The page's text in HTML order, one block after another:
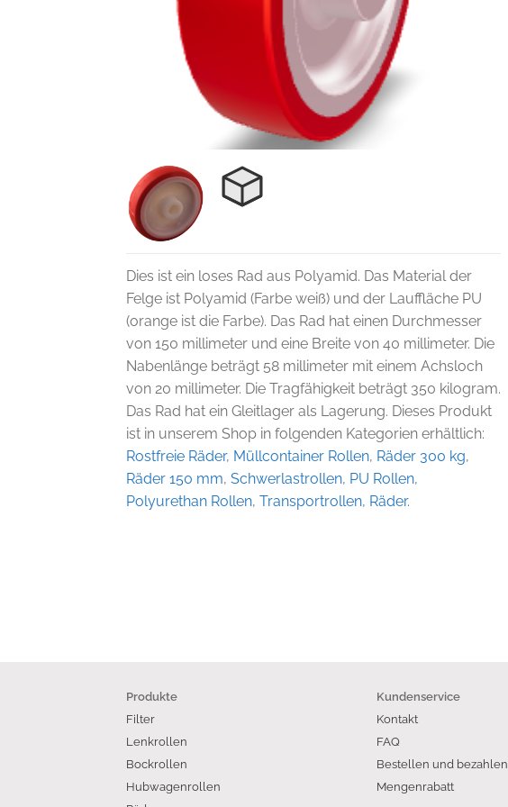
Dies ist ein loses Rad aus Polyamid. Das Material der
Felge ist Polyamid (Farbe weiß) und der Lauffläche PU
(orange ist die Farbe). Das Rad hat einen Durchmesser
von 150 millimeter und eine Breite von 40 millimeter. Die
Nabenlänge beträgt 58 millimeter mit einem Achsloch
von 20 millimeter. Die Tragfähigkeit beträgt 350 kilogram.
Das Rad hat ein Gleitlager als Lagerung. Dieses Produkt
ist in unserem Shop in folgenden Kategorien erhältlich:
Rostfreie Räder, Müllcontainer Rollen, Räder 300 kg,
Räder 150 mm,Schwerlastrollen, PU Rollen,
Polyurethan Rollen,Transportrollen, Räder.
Produkte
Filter
Lenkrollen
Bockrollen
Hubwagenrollen
Kundenservice
Kontakt
FAQ
Bestellen und bezahlen
Mengenrabatt